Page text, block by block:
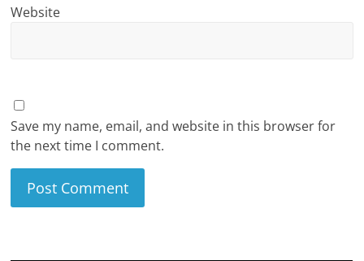
Website
Save my name, email, and website in this browser for
the next time I comment.